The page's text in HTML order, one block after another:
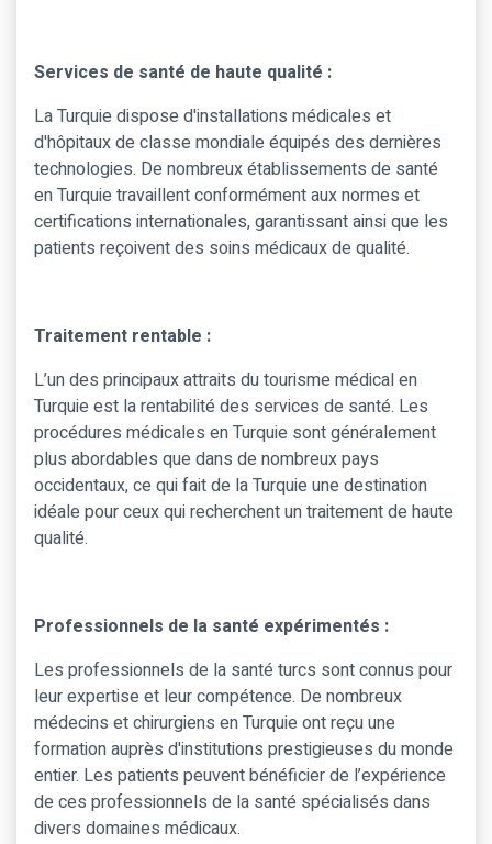
Services de santé de haute qualité :
La Turquie dispose d'installations médicales et
d'hôpitaux de classe mondiale équipés des dernières
technologies. De nombreux établissements de santé
en Turquie travaillent conformément aux normes et
certifications internationales, garantissant ainsi que les
patients reçoivent des soins médicaux de qualité.
Traitement rentable :
L’un des principaux attraits du tourisme médical en
Turquie est la rentabilité des services de santé. Les
procédures médicales en Turquie sont généralement
plus abordables que dans de nombreux pays
occidentaux, ce qui fait de la Turquie une destination
idéale pour ceux qui recherchent un traitement de haute
qualité.
Professionnels de la santé expérimentés :
Les professionnels de la santé turcs sont connus pour
leur expertise et leur compétence. De nombreux
médecins et chirurgiens en Turquie ont reçu une
formation auprès d'institutions prestigieuses du monde
entier. Les patients peuvent bénéficier de l’expérience
de ces professionnels de la santé spécialisés dans
divers domaines médicaux.